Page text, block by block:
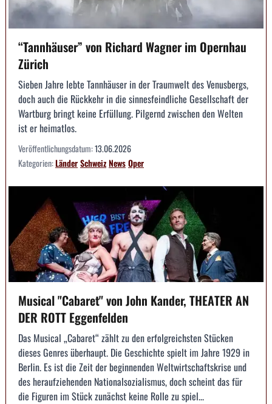
“Tannhäuser” von Richard Wagner im Opernhau
Zürich
Sieben Jahre lebte Tannhäuser in der Traumwelt des Venusbergs,
doch auch die Rückkehr in die sinnesfeindliche Gesellschaft der
Wartburg bringt keine Erfüllung. Pilgernd zwischen den Welten
ist er heimatlos.
Veröffentlichungsdatum:13.06.2026
Kategorien:LänderSchweizNewsOper
Musical "Cabaret" von John Kander, THEATER AN
DER ROTT Eggenfelden
Das Musical „Cabaret“ zählt zu den erfolgreichsten Stücken
dieses Genres überhaupt. Die Geschichte spielt im Jahre 1929 in
Berlin. Es ist die Zeit der beginnenden Weltwirtschaftskrise und
des heraufziehenden Nationalsozialismus, doch scheint das für
die Figuren im Stück zunächst keine Rolle zu spiel...